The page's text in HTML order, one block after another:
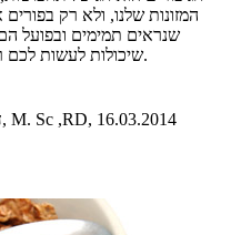
שיכולות לעשות לכם רק טוב. מוכנים? מורידים את המסכות.
, דיאטנית קלינית, M. Sc ,RD, 16.03.2014